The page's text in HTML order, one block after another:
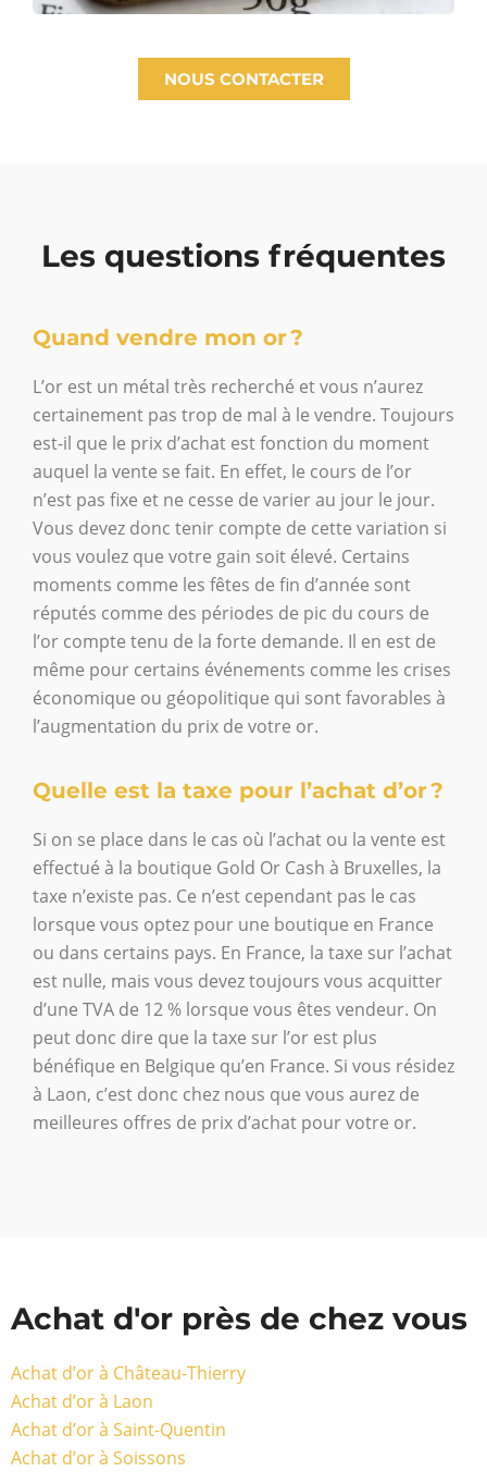
NOUS CONTACTER
Les questions fréquentes
Quand vendre mon or ?
L’or est un métal très recherché et vous n’aurez
certainement pas trop de mal à le vendre. Toujours
est-il que le prix d’achat est fonction du moment
auquel la vente se fait. En effet, le cours de l’or
n’est pas fixe et ne cesse de varier au jour le jour.
Vous devez donc tenir compte de cette variation si
vous voulez que votre gain soit élevé. Certains
moments comme les fêtes de fin d’année sont
réputés comme des périodes de pic du cours de
l’or compte tenu de la forte demande. Il en est de
même pour certains événements comme les crises
économique ou géopolitique qui sont favorables à
l’augmentation du prix de votre or.
Quelle est la taxe pour l’achat d’or ?
Si on se place dans le cas où l’achat ou la vente est
effectué à la boutique Gold Or Cash à Bruxelles, la
taxe n’existe pas. Ce n’est cependant pas le cas
lorsque vous optez pour une boutique en France
ou dans certains pays. En France, la taxe sur l’achat
est nulle, mais vous devez toujours vous acquitter
d’une TVA de 12 % lorsque vous êtes vendeur. On
peut donc dire que la taxe sur l’or est plus
bénéfique en Belgique qu’en France. Si vous résidez
à Laon, c’est donc chez nous que vous aurez de
meilleures offres de prix d’achat pour votre or.
Achat d'or près de chez vous
Achat d’or à Château-Thierry
Achat d’or à Laon
Achat d’or à Saint-Quentin
Achat d’or à Soissons